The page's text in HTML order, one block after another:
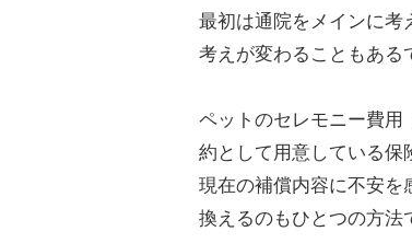
最初は通院をメインに考
考えが変わることもある
ペットのセレモニー費用
約として用意している保
現在の補償内容に不安を
換えるのもひとつの方法